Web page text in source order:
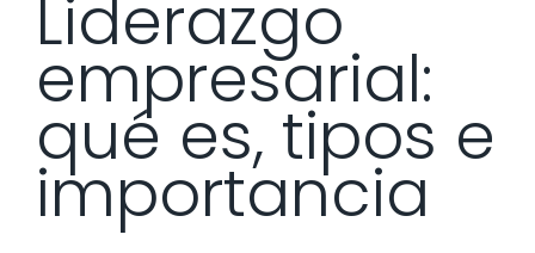
Liderazgo
empresarial:
qué es, tipos e
importancia